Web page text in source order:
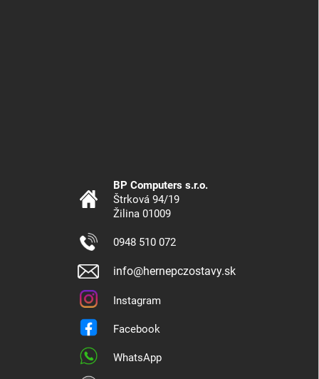
BP Computers s.r.o.
Štrková 94/19
Žilina 01009
0948 510 072
info@hernepczostavy.sk
Instagram
Facebook
WhatsApp